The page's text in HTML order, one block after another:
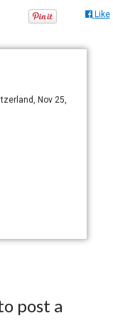
Like
Nov 25,
post a